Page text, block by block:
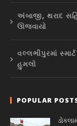
અંબાજી, થરાદ
ઊજવાયો
વલ્લભીપુરમાં
હુમલો
POPULAR